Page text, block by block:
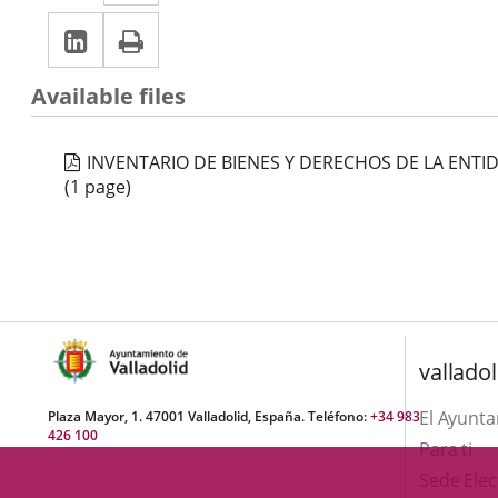
una
aplicación
externa.
una
aplicación
externa.
Linkedin
Enlace
a
una
externa.
Available files
INVENTARIO DE BIENES Y DERECHOS DE LA
(1 page)
Plaza Mayor, 1. 47001 Valladolid, España. Teléfono:+34 983
426 100
El
Para ti